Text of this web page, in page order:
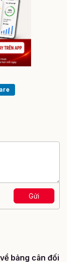
Gửi
bảng cân đối